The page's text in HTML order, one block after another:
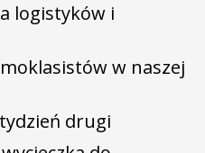
logistyków i
w naszej
tydzień drugi